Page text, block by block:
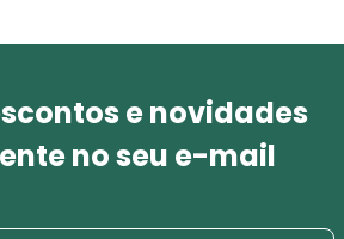
e novidades
no seu e-mail